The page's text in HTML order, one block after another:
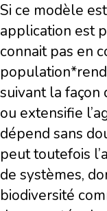
Si ce modèle
application est
connait pas en
suivant la façon
ou extensifie
dépend sans
peut toutefois
de systèmes,
biodiversité